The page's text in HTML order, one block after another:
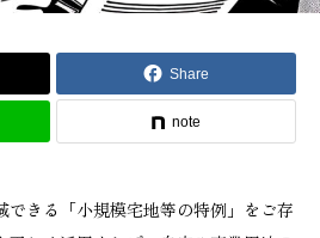
Share
note
できる「小規模宅地等の特例」をご存